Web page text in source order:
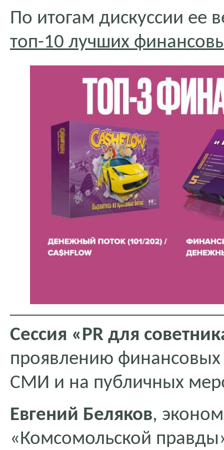
По итогам дискуссии ее
топ-10 лучших
Сессия «PR для
проявлению финансовых
СМИ и на публичных
Евгений Беляков,
«Комсомольской